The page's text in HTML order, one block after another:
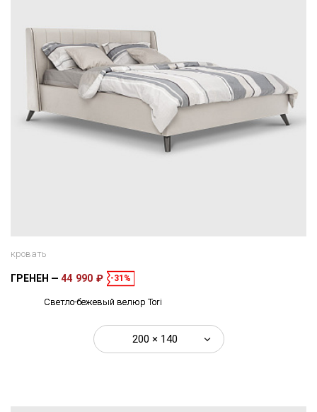
кровать
ГРЕНЕН 44 990 ₽ -31%
Светло-бежевый велюр Tori
200 × 140